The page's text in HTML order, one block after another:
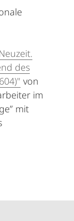
des
von
im
mit